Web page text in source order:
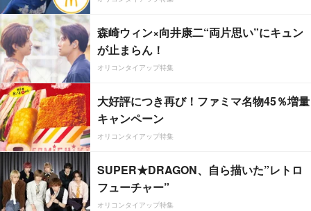
森崎ウィン×向井康二“両片思い”にキュン
が止まらん！
オリコンタイアップ特集
大好評につき再び！ファミマ名物45％増量
キャンペーン
オリコンタイアップ特集
SUPER★DRAGON、自ら描いた”レトロ
フューチャー”
オリコンタイアップ特集